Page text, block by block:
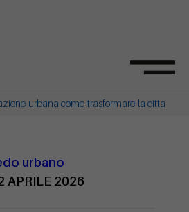
urbana come trasformare la citta
urbano
APRILE 2026